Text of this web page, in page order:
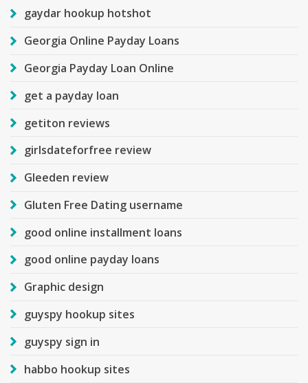
gaydar hookup hotshot
Georgia Online Payday Loans
Georgia Payday Loan Online
get a payday loan
getiton reviews
girlsdateforfree review
Gleeden review
Gluten Free Dating username
good online installment loans
good online payday loans
Graphic design
guyspy hookup sites
guyspy sign in
habbo hookup sites